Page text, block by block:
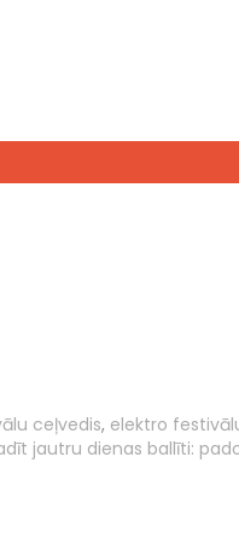
ceļvedis, elektro
jautru dienas ballīti: